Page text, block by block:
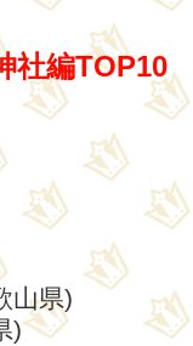
社編TOP10
山県)
)